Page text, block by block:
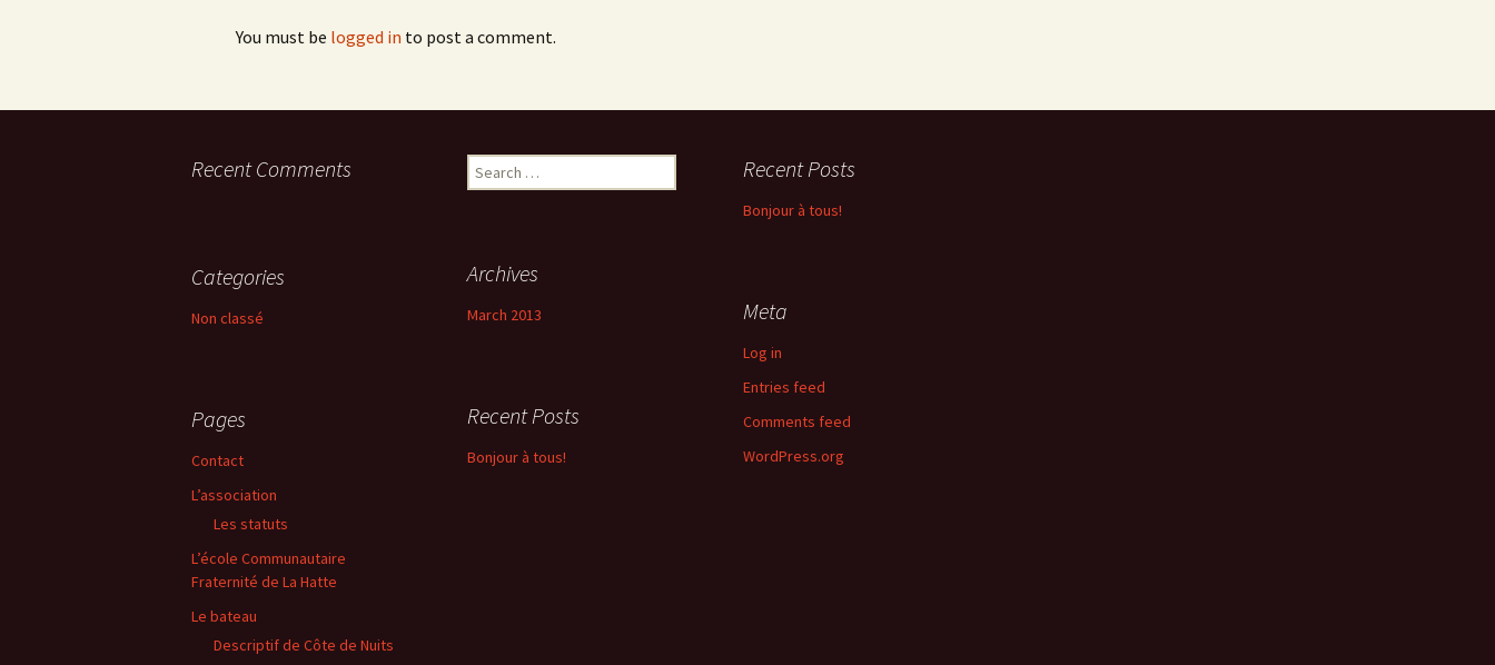
You must be logged in to post a comment.
Recent Comments
Search
for:
Recent Posts
Bonjour à tous!
Archives
March 2013
Categories
Non classé Meta
Log in
Entries feed
Comments feed
WordPress.org
Recent Posts
Bonjour à tous!
Pages
Contact
L’association
Les statuts
L’école Communautaire
Fraternité de La Hatte
Le bateau
Descriptif de Côte de Nuits